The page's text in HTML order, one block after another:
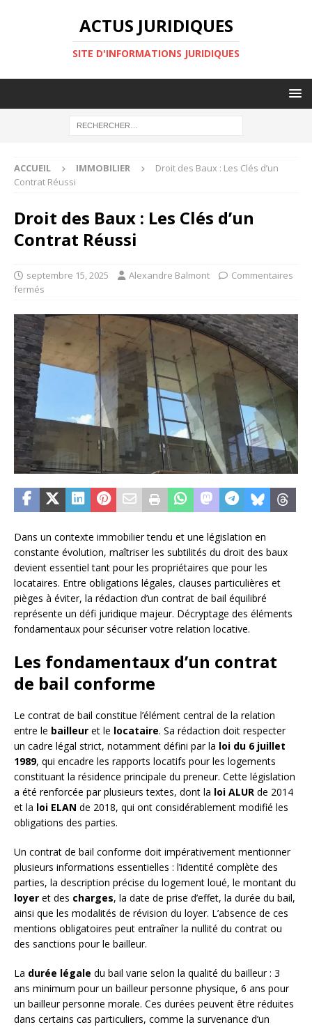
ACTUS JURIDIQUES
SITE D'INFORMATIONS JURIDIQUES
ACCUEIL IMMOBILIER
Droit des Baux : Les Clés d’un
Contrat Réussi
Droit des Baux : Les Clés d’un
Contrat Réussi
septembre 15, 2025 Alexandre Balmont
Commentaires
fermés
Dans un contexte immobilier tendu et une législation en
constante évolution, maîtriser les subtilités du droit des baux
devient essentiel tant pour les propriétaires que pour les
locataires. Entre obligations légales, clauses particulières et
pièges à éviter, la rédaction d’un contrat de bail équilibré
représente un défi juridique majeur. Décryptage des éléments
fondamentaux pour sécuriser votre relation locative.
Les fondamentaux d’un contrat
de bail conforme
Le contrat de bail constitue l’élément central de la relation
entre le bailleur et le locataire. Sa rédaction doit respecter
un cadre légal strict, notamment défini par la loi du 6 juillet
1989, qui encadre les rapports locatifs pour les logements
constituant la résidence principale du preneur. Cette législation
a été renforcée par plusieurs textes, dont la loi ALUR de 2014
et la loi ELAN de 2018, qui ont considérablement modifié les
obligations des parties.
Un contrat de bail conforme doit impérativement mentionner
plusieurs informations essentielles : l’identité complète des
parties, la description précise du logement loué, le montant du
loyer et des charges, la date de prise d’effet, la durée du bail,
ainsi que les modalités de révision du loyer. L’absence de ces
mentions obligatoires peut entraîner la nullité du contrat ou
des sanctions pour le bailleur.
La durée légale du bail varie selon la qualité du bailleur : 3
ans minimum pour un bailleur personne physique, 6 ans pour
un bailleur personne morale. Ces durées peuvent être réduites
dans certains cas particuliers, comme la survenance d’un